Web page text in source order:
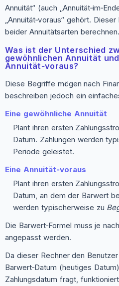
Annuität“ (auch
„Annuität‑voraus“ gehört.
beider Annuitätsarten berechnen.
Was ist der Unterschied
gewöhnlichen Annuität
Annuität‑voraus?
Diese Begriffe mögen nach
beschreiben jedoch ein
Eine gewöhnliche Annuität
Plant ihren ersten
Datum. Zahlungen werden
Periode geleistet.
Eine Annuität‑voraus
Plant ihren ersten
Datum, an dem der Barwert
werden typischerweise zu
Die Barwert‑Formel muss je
angepasst werden.
Da dieser Rechner den
Barwert‑Datum (heutiges
Zahlungsdatum fragt,